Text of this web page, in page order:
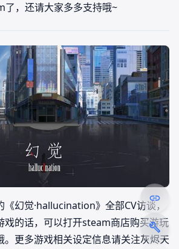
，还请大家多多支持哦~
幻觉·hallucination》全部CV访谈，
戏的话，可以打开steam商店购买游玩
。更多游戏相关设定信息请关注灰烬天